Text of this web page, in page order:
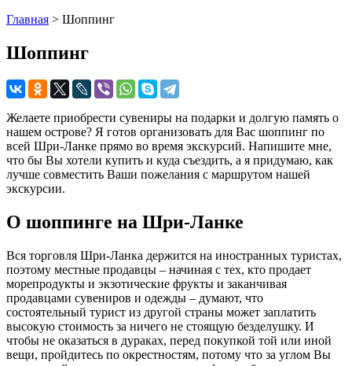
Главная > Шоппинг
Шоппинг
Желаете приобрести сувениры на подарки и долгую память о
нашем острове? Я готов организовать для Вас шоппинг по
всей Шри-Ланке прямо во время экскурсий. Напишите мне,
что бы Вы хотели купить и куда съездить, а я придумаю, как
лучше совместить Ваши пожелания с маршрутом нашей
экскурсии.
О шоппинге на Шри-Ланке
Вся торговля Шри-Ланка держится на иностранных туристах,
поэтому местные продавцы – начиная с тех, кто продает
морепродукты и экзотические фрукты и заканчивая
продавцами сувениров и одежды – думают, что
состоятельный турист из другой страны может заплатить
высокую стоимость за ничего не стоящую безделушку. И
чтобы не оказаться в дураках, перед покупкой той или иной
вещи, пройдитесь по окрестностям, потому что за углом Вы